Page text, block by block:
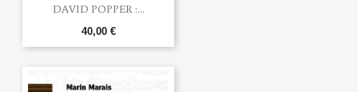
DAVID POPPER :...
40,00 €